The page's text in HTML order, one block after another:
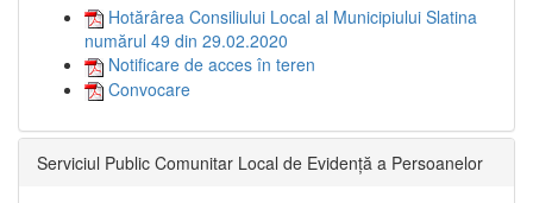
Hotărârea Consiliului Local al Municipiului Slatina
numărul 49 din 29.02.2020
Notificare de acces în teren
Convocare
Serviciul Public Comunitar Local de Evidență a Persoanelor